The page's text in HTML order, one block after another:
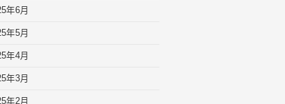
年6月
年5月
年4月
年3月
年2月